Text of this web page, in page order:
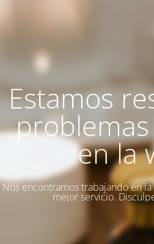
Estamos
problemas
en la
Nos encontramos trabajando en
mejor servicio.